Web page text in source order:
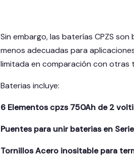
Sin embargo, las baterías CPZS
menos adecuadas para
limitada en comparación con otras
Baterias incluye:
6 Elementos cpzs 750Ah de 2
Puentes para unir baterias en
Tornillos Acero inositable para